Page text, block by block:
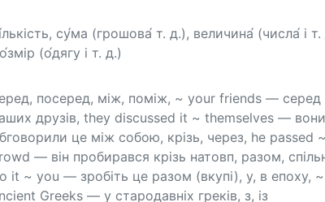
су́ма (грошова́ т. д.), величина́ (числа́ і т.
(о́дягу і т. д.)
посеред, між, поміж, ~ your friends — серед
друзів, they discussed it ~ themselves — вони
це між собою, крізь, через, he passed
— він пробирався крізь натовп, разом,
it ~ you — зробіть це разом (вкупі), у, в епоху,
Greeks — у стародавніх греків, з, із